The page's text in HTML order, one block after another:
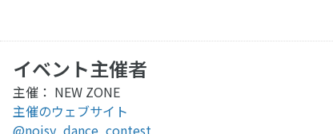
イベント主催者
主催： NEW ZONE
主催のウェブサイト
@noisy_dance_contest